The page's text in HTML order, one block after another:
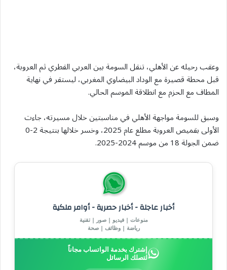
وعقب رحيله عن الأهلي، تنقل السومة بين العربي القطري ثم العروبة،
قبل محطة قصيرة مع الوداد البيضاوي المغربي، ليستقر في نهاية
المطاف مع الحزم مع انطلاقة الموسم الحالي.
وسبق للسومة مواجهة الأهلي في مناسبتين خلال مسيرته، جاءت
الأولى بقميص العروبة مطلع عام 2025، وخسر خلالها بنتيجة 2-0
ضمن الجولة 18 من موسم 2024-2025.
أخبار عاجلة - أخبار حصرية - أوامر ملكية
منوعات | فيديو | صور | تقنية
رياضة | وظائف | صحة
إشترك بخدمة الواتساب مجاناً
لتصلك الرسائل